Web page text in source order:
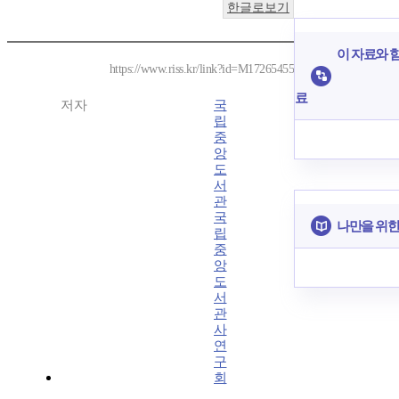
한글로보기
https://www.riss.kr/link?id=M17265455
저자
국
립
중
앙
도
서
관
국
립
중
앙
도
서
관
사
연
구
회
이 자료와
료
나만을 위